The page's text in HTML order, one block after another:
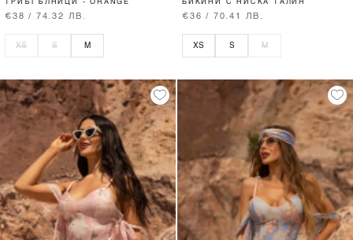
ТРИЪГЪЛНИЦИ - ORANGE
€38 / 74.32 ЛВ.
XS S M
БИКИНИ С НИСКА ТАЛИЯ
€36 / 70.41 ЛВ.
XS S M